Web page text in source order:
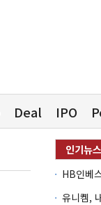
Deal IPO
유니켐,